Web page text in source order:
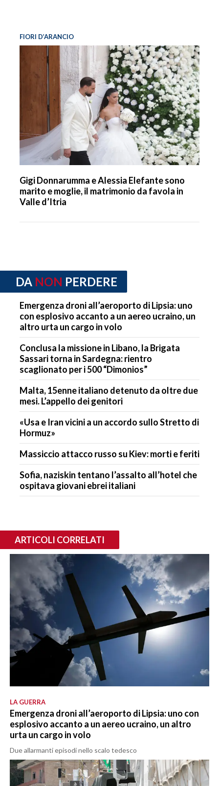
FIORI D’ARANCIO
Gigi Donnarumma e Alessia Elefante sono
marito e moglie, il matrimonio da favola in
Valle d’Itria
DA NON PERDERE
Emergenza droni all’aeroporto di Lipsia: uno
con esplosivo accanto a un aereo ucraino, un
altro urta un cargo in volo
Conclusa la missione in Libano, la Brigata
Sassari torna in Sardegna: rientro
scaglionato per i 500 “Dimonios”
Malta, 15enne italiano detenuto da oltre due
mesi. L’appello dei genitori
«Usa e Iran vicini a un accordo sullo Stretto di
Hormuz»
Massiccio attacco russo su Kiev: morti e feriti
Sofia, naziskin tentano l’assalto all’hotel che
ospitava giovani ebrei italiani
ARTICOLI CORRELATI
LA GUERRA
Emergenza droni all’aeroporto di Lipsia: uno con
esplosivo accanto a un aereo ucraino, un altro
urta un cargo in volo
Due allarmanti episodi nello scalo tedesco